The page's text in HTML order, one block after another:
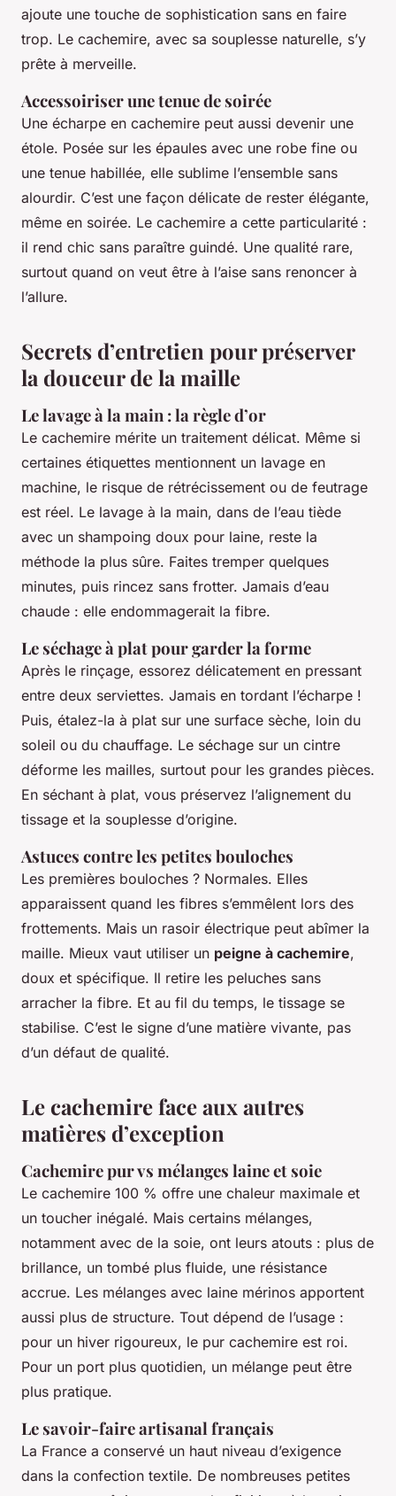
ajoute une touche de sophistication sans en faire
trop. Le cachemire, avec sa souplesse naturelle, s’y
prête à merveille.
Accessoiriser une tenue de soirée
Une écharpe en cachemire peut aussi devenir une
étole. Posée sur les épaules avec une robe fine ou
une tenue habillée, elle sublime l’ensemble sans
alourdir. C’est une façon délicate de rester élégante,
même en soirée. Le cachemire a cette particularité :
il rend chic sans paraître guindé. Une qualité rare,
surtout quand on veut être à l’aise sans renoncer à
l’allure.
Secrets d’entretien pour préserver
la douceur de la maille
Le lavage à la main : la règle d’or
Le cachemire mérite un traitement délicat. Même si
certaines étiquettes mentionnent un lavage en
machine, le risque de rétrécissement ou de feutrage
est réel. Le lavage à la main, dans de l’eau tiède
avec un shampoing doux pour laine, reste la
méthode la plus sûre. Faites tremper quelques
minutes, puis rincez sans frotter. Jamais d’eau
chaude : elle endommagerait la fibre.
Le séchage à plat pour garder la forme
Après le rinçage, essorez délicatement en pressant
entre deux serviettes. Jamais en tordant l’écharpe !
Puis, étalez-la à plat sur une surface sèche, loin du
soleil ou du chauffage. Le séchage sur un cintre
déforme les mailles, surtout pour les grandes pièces.
En séchant à plat, vous préservez l’alignement du
tissage et la souplesse d’origine.
Astuces contre les petites bouloches
Les premières bouloches ? Normales. Elles
apparaissent quand les fibres s’emmêlent lors des
frottements. Mais un rasoir électrique peut abîmer la
maille. Mieux vaut utiliser un peigne à cachemire,
doux et spécifique. Il retire les peluches sans
arracher la fibre. Et au fil du temps, le tissage se
stabilise. C’est le signe d’une matière vivante, pas
d’un défaut de qualité.
Le cachemire face aux autres
matières d’exception
Cachemire pur vs mélanges laine et soie
Le cachemire 100 % offre une chaleur maximale et
un toucher inégalé. Mais certains mélanges,
notamment avec de la soie, ont leurs atouts : plus de
brillance, un tombé plus fluide, une résistance
accrue. Les mélanges avec laine mérinos apportent
aussi plus de structure. Tout dépend de l’usage :
pour un hiver rigoureux, le pur cachemire est roi.
Pour un port plus quotidien, un mélange peut être
plus pratique.
Le savoir-faire artisanal français
La France a conservé un haut niveau d’exigence
dans la confection textile. De nombreuses petites